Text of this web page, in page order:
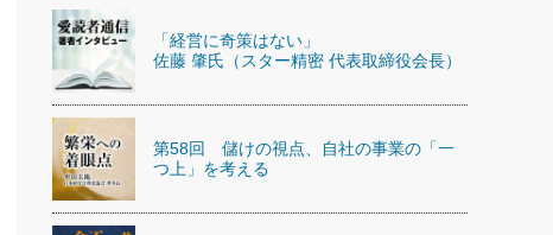
第86回 「言葉狩り」
もっとみる
ミどこ
ーイング経営入
づくり(210)
アル(92)
常識(57)
員教育の決め手(203)
人育て」(38)
ンランク上の手紙・メール術(100)
育(100)
教え 東洋思想に学ぶ経営学(132)
の指導者たち」(32)
八史略”(30)
ジタルＡＶを味方に！新・仕事術(180)
ーダー脳の鍛え方(32)
インを楽しむ基礎レッスン(12)
読！社長が読むべき今月の4冊(88)
と耳で楽しむ読書術(162)
長の「氣」(30)
作間信司の経営無形庵(けいえいむぎょうあん)(166)
経営セミナー情報局(1)
繁栄への着眼点 牟田太陽(76)
講話を聞いて学ぼう 実学・耳学・磨く「ミミガク」のすすめ
(7)
「経営に奇策はない」
佐藤 肇氏（スター精密 代表取締役会長）
第58回 儲けの視点、自社の事業の「一
つ上」を考える